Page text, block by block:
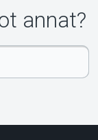
annat?